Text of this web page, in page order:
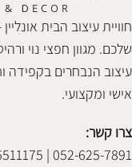
חוויית עיצוב הבית
שלכם. מגוון חפצי נוי
עיצוב הנבחרים בקפידה
אישי ומקצועי.
צרו קשר:
052-625-7891 | 086511175